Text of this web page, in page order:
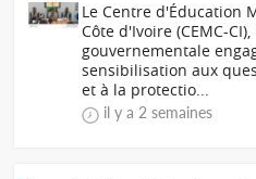
Le Centre d'Éducation
Côte d'Ivoire (CEMC-
gouvernementale
sensibilisation aux
et à la protectio...
il y a 2 semaines